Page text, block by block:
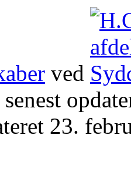
ved
23.